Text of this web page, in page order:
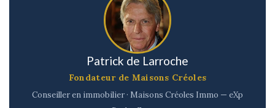
Patrick de Larroche
Fondateur de Maisons Créoles
Conseiller en immobilier · Maisons Créoles Immo — eXp